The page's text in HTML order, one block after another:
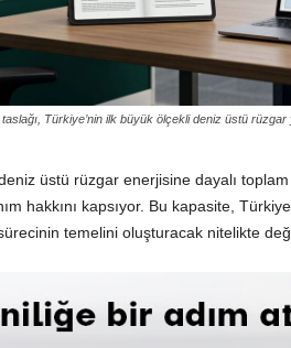
Türkiye’nin ilk büyük ölçekli deniz üstü
üstü rüzgar enerjisine dayalı
hakkını kapsıyor. Bu kapasite,
temelini oluşturacak nitelikte